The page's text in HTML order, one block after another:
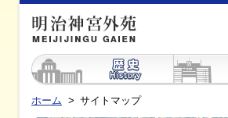
ホーム > サイトマップ